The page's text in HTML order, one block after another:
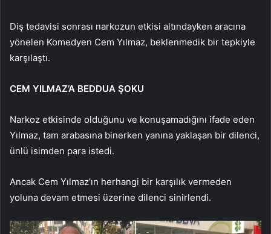
Diş tedavisi sonrası narkozun etkisi altındayken aracına
yönelen Komedyen Cem Yılmaz, beklenmedik bir tepkiyle
karşılaştı.
CEM YILMAZ’A BEDDUA ŞOKU
Narkoz etkisinde olduğunu ve konuşamadığını ifade eden
Yılmaz, tam arabasına binerken yanına yaklaşan bir dilenci,
ünlü isimden para istedi.
Ancak Cem Yılmaz’ın herhangi bir karşılık vermeden
yoluna devam etmesi üzerine dilenci sinirlendi.